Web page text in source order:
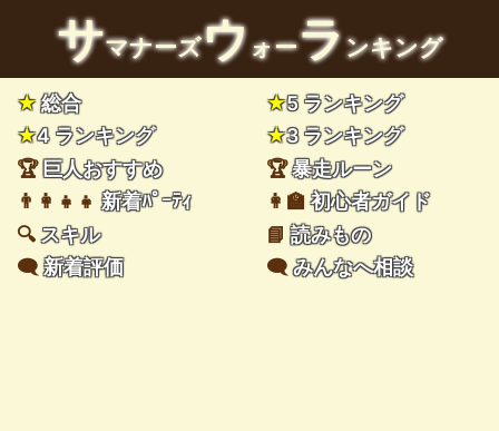
サマナーズウォーランキング
★総合 ★5 ランキング
★4 ランキング ★3 ランキング
🏆巨人おすすめ 🏆暴走ルーン
👨‍👩‍👧‍👧新着ﾊﾟｰﾃｨ 👩‍🏫初心者ガイド
🔍スキル 📘読みもの
🗨️新着評価 🗨️みんなへ相談